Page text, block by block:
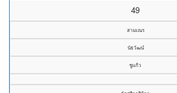
49
สามเณร
นัธวัฒน์
ชูแก้ว